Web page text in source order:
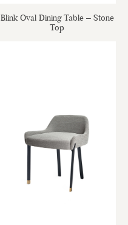
Blink Oval Dining Table – Stone
Top